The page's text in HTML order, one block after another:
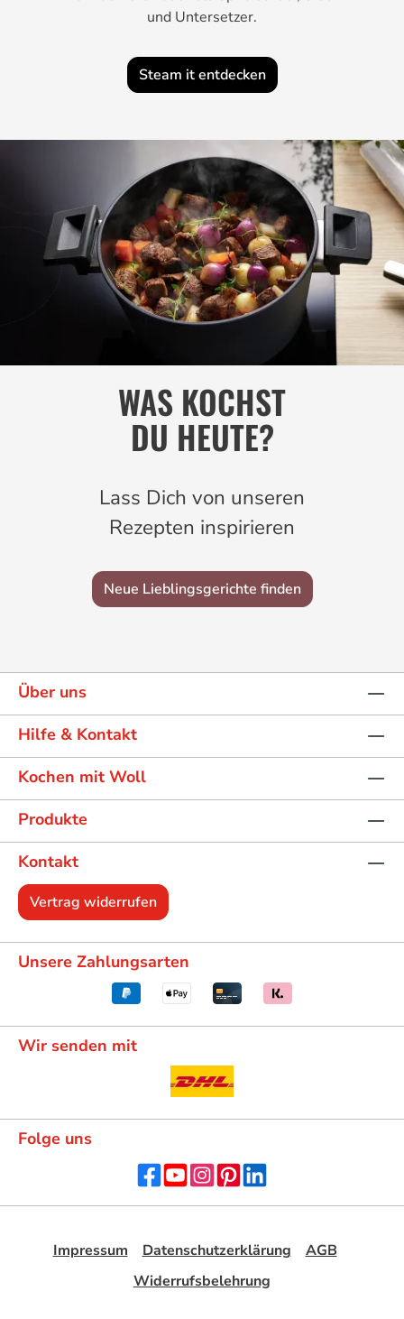
und Untersetzer.
Steam it entdecken
WAS KOCHST
DU HEUTE?
Lass Dich von unseren
Rezepten inspirieren
Neue Lieblingsgerichte finden
Über uns
Hilfe & Kontakt
Kochen mit Woll
Produkte
Kontakt
Vertrag widerrufen
Unsere Zahlungsarten
Wir senden mit
Folge uns
Impressum Datenschutzerklärung
AGB
Widerrufsbelehrung